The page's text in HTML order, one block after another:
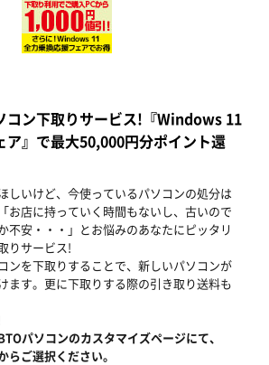
コン下取りサービス!『Windows 11
ア』で最大50,000円分ポイント還
しいけど、今使っているパソコンの処分は
お店に持っていく時間もないし、古いので
不安・・・」とお悩みのあなたにピッタリ
りサービス!
ンを下取りすることで、新しいパソコンが
ます。更に下取りする際の引き取り送料も
パソコンのカスタマイズページにて、
らご選択ください。